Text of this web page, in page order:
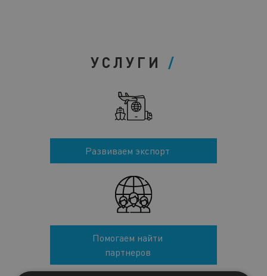
УСЛУГИ
Развиваем экспорт
Помогаем найти
партнеров